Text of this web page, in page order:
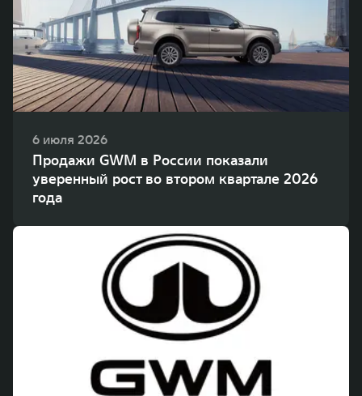
WEY 80
Масштаб возможностей
от 6 449 000 ₽
WEY 80 Лаундж
Масштаб возможностей
от 8 099 000 ₽
6 июля 2026
Продажи GWM в России показали
уверенный рост во втором квартале 2026
года